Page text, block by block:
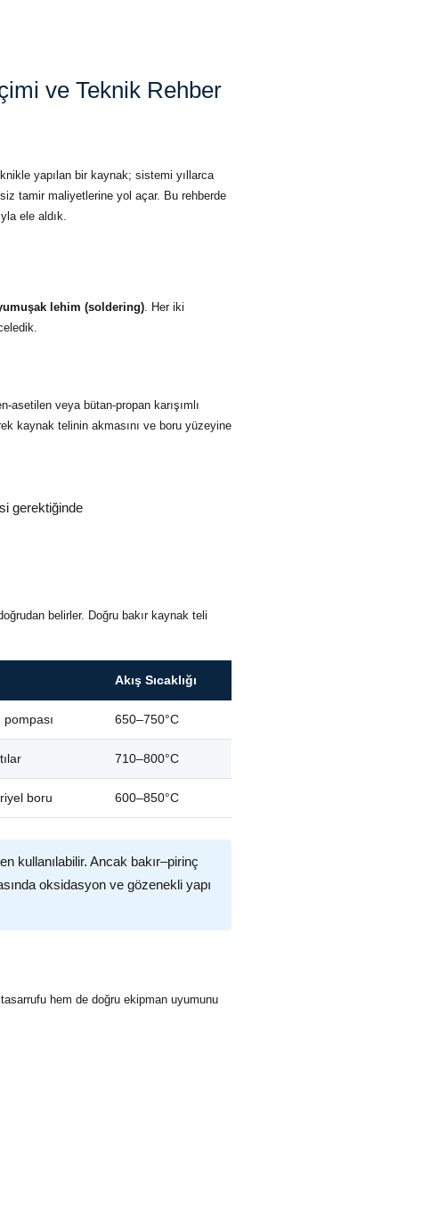
ve Teknik Rehber
yapılan bir kaynak; sistemi yıllarca
tamir maliyetlerine yol açar. Bu rehberde
ele aldık.
lehim (soldering). Her iki
asetilen veya bütan-propan karışımlı
kaynak telinin akmasını ve boru yüzeyine
gerektiğinde
belirler. Doğru bakır kaynak teli
Akış Sıcaklığı
pompası 650–750°C
710–800°C
boru 600–850°C
kullanılabilir. Ancak bakır–pirinç
oksidasyon ve gözenekli yapı
hem de doğru ekipman uyumunu